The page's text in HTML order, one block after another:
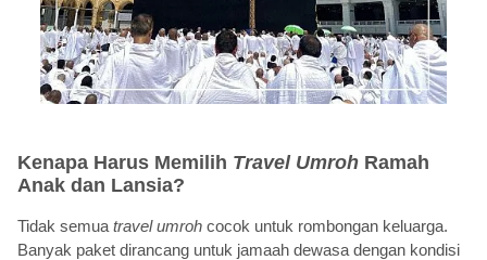
Kenapa Harus Memilih Travel Umroh Ramah
Anak dan Lansia?
Tidak semua travel umroh cocok untuk rombongan keluarga.
Banyak paket dirancang untuk jamaah dewasa dengan kondisi